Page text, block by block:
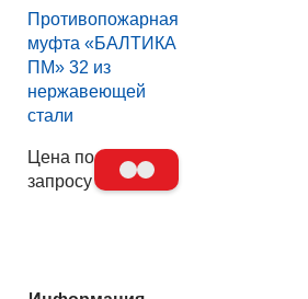
Противопожарная
муфта «БАЛТИКА
ПМ» 32 из
нержавеющей
стали
Цена по
запросу